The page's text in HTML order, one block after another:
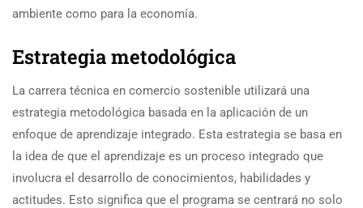
ambiente como para la economía.
Estrategia metodológica
La carrera técnica en comercio sostenible utilizará una
estrategia metodológica basada en la aplicación de un
enfoque de aprendizaje integrado. Esta estrategia se basa en
la idea de que el aprendizaje es un proceso integrado que
involucra el desarrollo de conocimientos, habilidades y
actitudes. Esto significa que el programa se centrará no solo